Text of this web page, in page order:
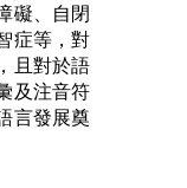
礙、自閉
症等，對
且對於語
及注音符
言發展奠